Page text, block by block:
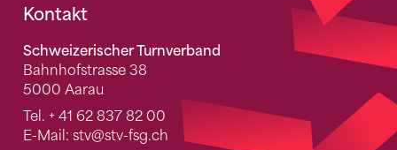
Fusszeile
Kontakt
Schweizerischer Turnverband
Bahnhofstrasse 38
5000 Aarau
Tel. + 41 62 837 82 00
E-Mail: stv@stv-fsg.ch